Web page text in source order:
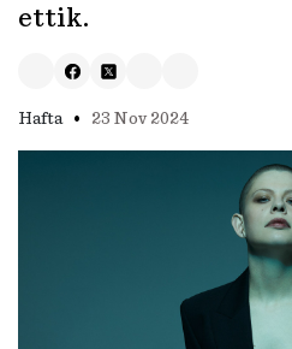
ettik.
Hafta • 23 Nov 2024